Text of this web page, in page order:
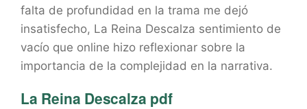
falta de profundidad en la trama me dejó
insatisfecho, La Reina Descalza sentimiento de
vacío que online hizo reflexionar sobre la
importancia de la complejidad en la narrativa.
La Reina Descalza pdf